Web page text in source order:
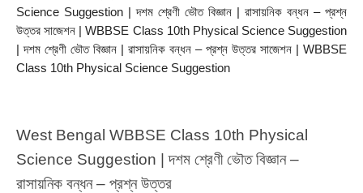
Science Suggestion | দশম শ্রেণী ভৌত বিজ্ঞান | রাসায়নিক বন্ধন – প্রশ্ন
উত্তর সাজেশন | WBBSE Class 10th Physical Science Suggestion
| দশম শ্রেণী ভৌত বিজ্ঞান | রাসায়নিক বন্ধন – প্রশ্ন উত্তর সাজেশন | WBBSE
Class 10th Physical Science Suggestion
West Bengal WBBSE Class 10th Physical
Science Suggestion | দশম শ্রেণী ভৌত বিজ্ঞান –
রাসায়নিক বন্ধন – প্রশ্ন উত্তর